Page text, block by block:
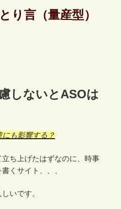
り言（量産型）
しないとASOは
も影響する？
ち上げたはずなのに、時事
くサイト、、、
いです。